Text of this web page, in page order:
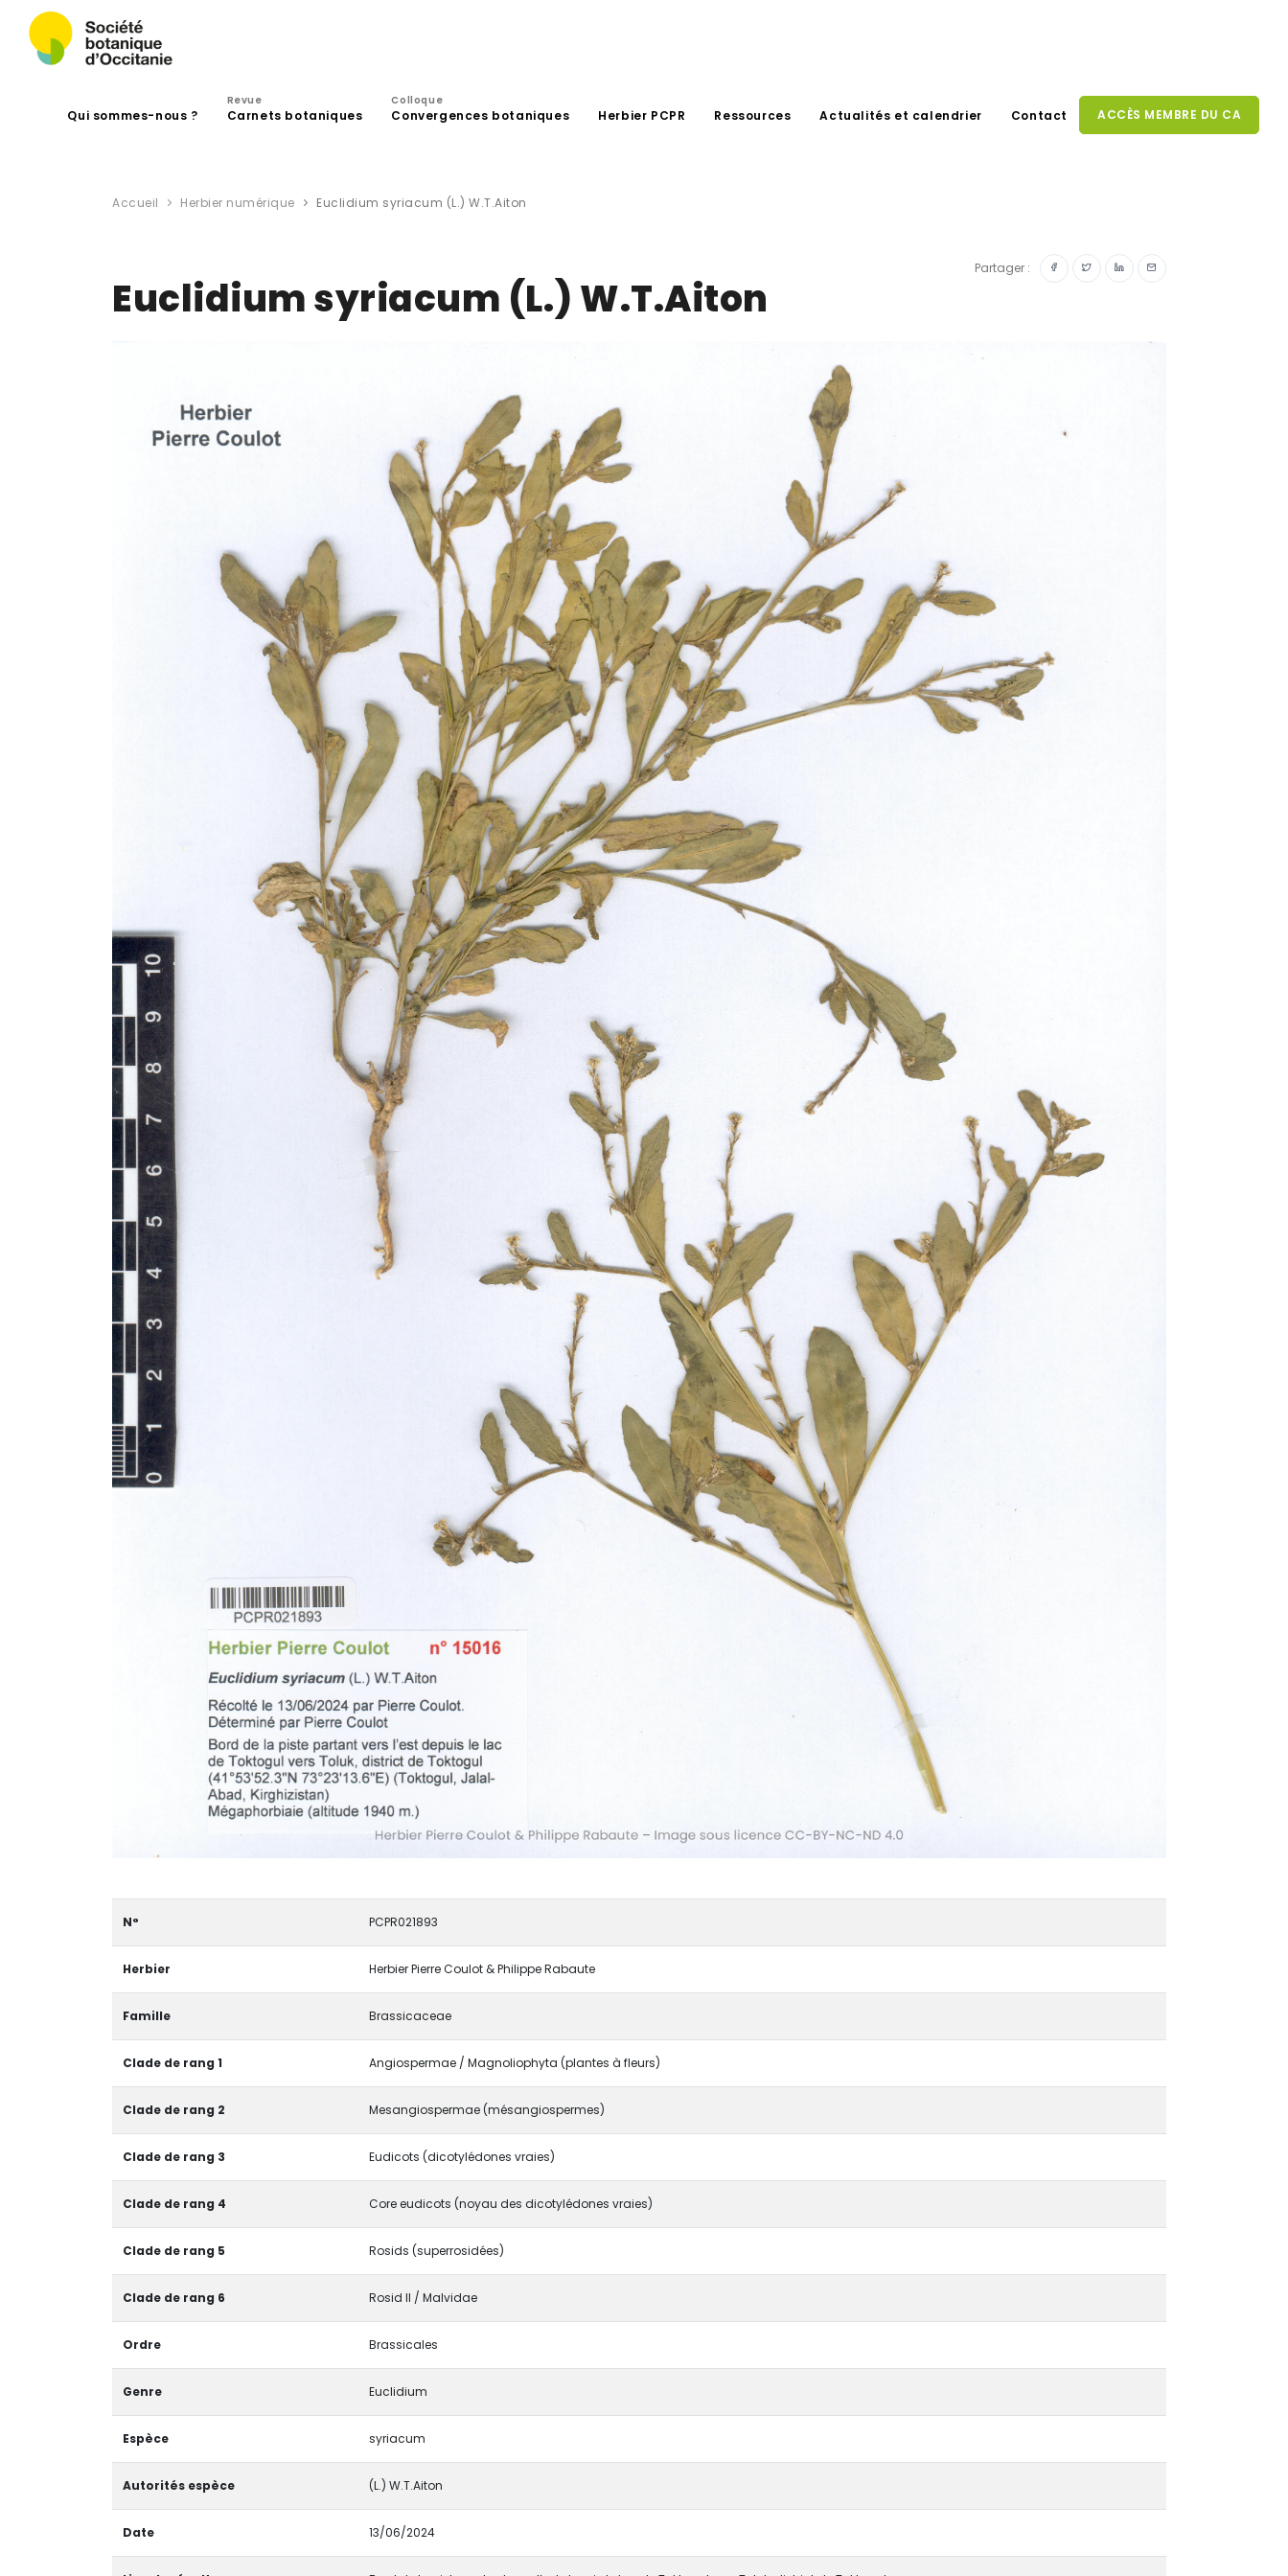
Qui sommes-nous ?
Revue
Carnets botaniques
Colloque
Convergences botaniques Herbier PCPR Ressources Actualités et calendrier Contact ACCÈS MEMBRE DU CA
Accueil Herbier numérique Euclidium syriacum (L.) W.T.Aiton
Partager :
Euclidium syriacum (L.) W.T.Aiton
N° PCPR021893
Herbier Herbier Pierre Coulot & Philippe Rabaute
Famille Brassicaceae
Clade de rang 1 Angiospermae / Magnoliophyta (plantes à fleurs)
Clade de rang 2 Mesangiospermae (mésangiospermes)
Clade de rang 3 Eudicots (dicotylédones vraies)
Clade de rang 4 Core eudicots (noyau des dicotylédones vraies)
Clade de rang 5 Rosids (superrosidées)
Clade de rang 6 Rosid II / Malvidae
Ordre Brassicales
Genre Euclidium
Espèce syriacum
Autorités espèce (L.) W.T.Aiton
Date 13/06/2024